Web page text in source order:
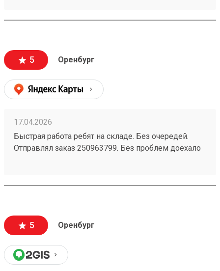
№260273617. И девочки на звонки отвечают в
5 Оренбург
17.04.2026
Быстрая работа ребят на складе. Без очередей.
Отправлял заказ 250963799. Без проблем доехало
5 Оренбург